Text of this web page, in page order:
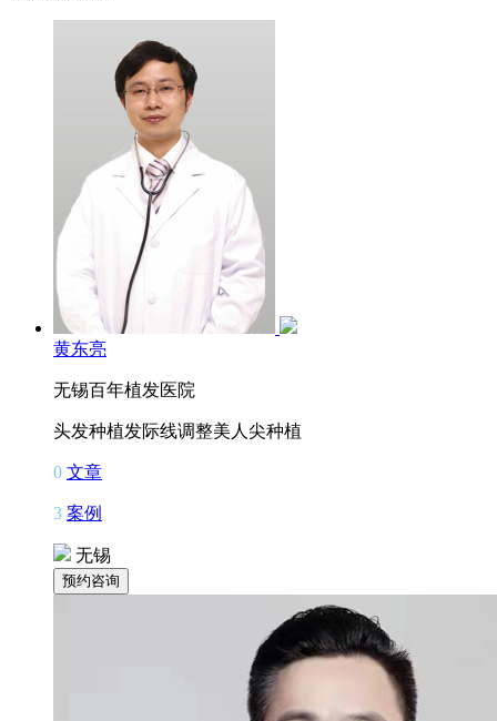
黄东亮
无锡百年植发医院
头发种植发际线调整美人尖种植
0 文章
3 案例
无锡